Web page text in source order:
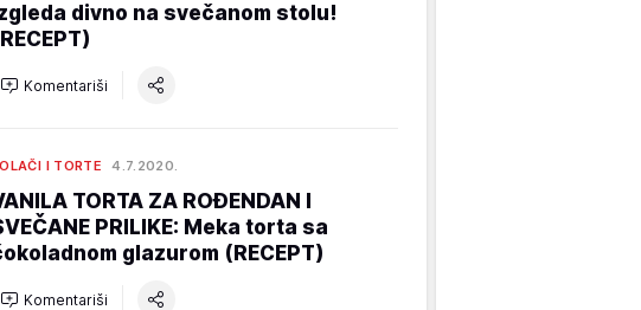
divno na svečanom stolu!
Komentariši
I TORTE 4.7.2020.
TORTA ZA ROĐENDAN I
PRILIKE: Meka torta sa
glazurom (RECEPT)
Komentariši